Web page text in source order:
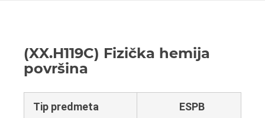
(XX.H119C) Fizička hemija
površina
Tip predmeta ESPB